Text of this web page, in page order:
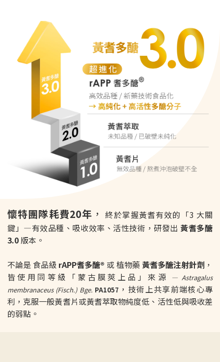
懷特團隊耗費20年 ， 終於掌握黃耆有效的「3 大關
鍵」—有效品種、吸收效率、活性技術，研發出 黃耆多醣
3.0 版本。
不論是 食品級 rAPP耆多醣® 或 植物藥 黃耆多醣注射針劑 ，
皆使用同等級「蒙古膜莢上品」來源
— Astragalus
membranaceus (Fisch.) Bge. PA1057 ，技術上共享前端核心專
利，克服一般黃耆片或黃耆萃取物純度低、活性低與吸收差
的弱點。